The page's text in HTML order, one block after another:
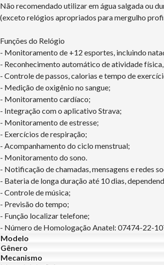
Não recomendado utilizar em água salgada ou
(exceto relógios apropriados para mergulho
Funções do Relógio
- Monitoramento de +12 esportes, incluindo
- Reconhecimento automático de atividade
- Controle de passos, calorias e tempo de
- Medição de oxigênio no sangue;
- Monitoramento cardíaco;
- Integração com o aplicativo Strava;
- Monitoramento de estresse;
- Exercícios de respiração;
- Acompanhamento do ciclo menstrual;
- Monitoramento do sono.
- Notificação de chamadas, mensagens e redes
- Bateria de longa duração até 10 dias,
- Controle de música;
- Previsão do tempo;
- Função localizar telefone;
- Número de Homologação Anatel: 07474-22-
Modelo
Gênero
Mecanismo